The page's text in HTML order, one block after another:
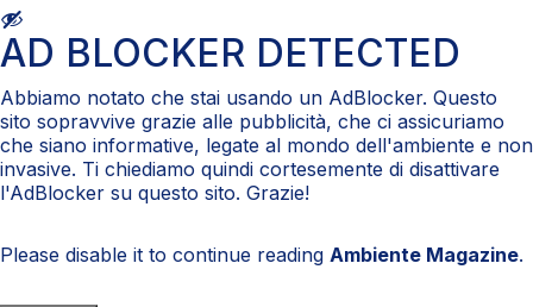
AD BLOCKER DETECTED
Abbiamo notato che stai usando un AdBlocker. Questo
sito sopravvive grazie alle pubblicità, che ci assicuriamo
che siano informative, legate al mondo dell'ambiente e non
invasive. Ti chiediamo quindi cortesemente di disattivare
l'AdBlocker su questo sito. Grazie!
Please disable it to continue reading Ambiente Magazine.